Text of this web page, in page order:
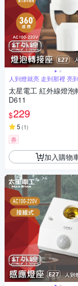
人到燈就亮 走到那裡 亮
太星電工 紅外線燈泡
D611
$229
5 (1)
券
加入購物